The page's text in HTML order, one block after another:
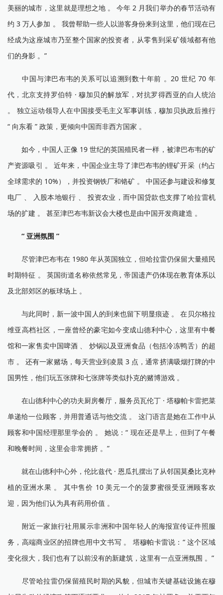
美丽的城市，这里就是理想之地 。 今年 2 月我们举办的春节活动有
约 3 万人参加 。 我曾帮助一些人以游客身份来到这里，他们现在已
经成为这座城市乃至整个国家的投资者，从零售到采矿领域都有他
们的身影 。”
中国与津巴布韦的关系可以追溯到数十年前 。20 世纪 70 年
代，北京支持罗伯特 · 穆加贝的解放军，对抗罗得西亚的白人统治
。 独立运动领导人在中国接受毛主义军事训练，穆加贝执政后推行
“ 向东看 ” 政策，更倾向中国而非西方国家 。
如今，中国人正像 19 世纪的英国殖民者一样，被津巴布韦的矿
产资源吸引 。 近年来，中国企业主导了津巴布韦的锂矿开采（约占
全球需求的 10%），并投资钢铁厂和铬矿 。 中国还参与建设和修复
电厂 、 入股本地银行 、 投资农业，而中国贷款也支撑了哈拉雷机
场的扩建 。 甚至津巴布韦新议会大楼也是由中国开发商建造 。
“ 亚洲氛围 ”
尽管津巴布韦在 1980 年从英国独立，但哈拉雷仍保留大量殖民
时期特征 。 英国街道名称依然常见，帝国遗产仍体现在教育体系以
及北部郊区的板球场上 。
与此同时，新一波中国人的到来也留下明显痕迹 。 在贝尔格拉
维亚高档社区，一座曾经的豪宅如今变成山德利中心，这里有中餐
馆和一家售卖中国啤酒 、 炒锅以及亚洲食品（包括冷冻鸭舌）的超
市 。 还有一家赌场，每天营业到凌晨 3 点，通常挤满吸烟打牌的中
国男性，他们玩五张牌和七张牌等类似扑克的赌博游戏 。
在山德利中心的功夫厨房餐厅，服务员瓦伦丁 · 塔穆帕卡雷把菜
单递给一位顾客，并用普通话与他交流 。 这门语言是她在工作中从
顾客和中国经理那里学会的 。 她说：“ 现在还是早上，但到了午餐
和晚餐时间，这里会非常拥挤 。”
就在山德利中心外，伦比兹代 · 恩瓜扎摆出了从邻国莫桑比克种
植的亚洲水果 。 其中售价 10 美元一个的菠萝蜜很受亚洲顾客欢
迎，因为他们认为具有药用价值 。
附近一家旅行社用展示非洲和中国年轻人的海报宣传证件照服
务，高端商业区的招牌也用中文书写 。 塔穆帕卡雷说：“ 这个区域
变化很大，我们也有了以前没有的新建筑，这里有一点亚洲氛围 。”
尽管哈拉雷仍保留殖民时期的风貌，但城市关键基础设施在穆